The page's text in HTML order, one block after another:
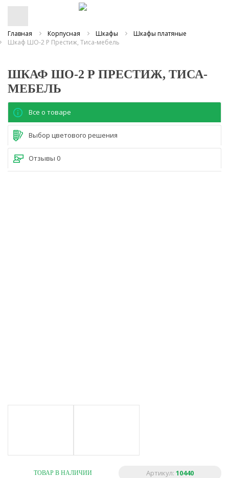
Главная Корпусная Шкафы
Шкафы платяные
Шкаф ШО-2 Р Престиж, Тиса-мебель
ШКАФ ШО-2 Р ПРЕСТИЖ, ТИСА-
МЕБЕЛЬ
Все о товаре
Выбор цветового решения
Отзывы 0
ТОВАР В НАЛИЧИИ Артикул: 10440